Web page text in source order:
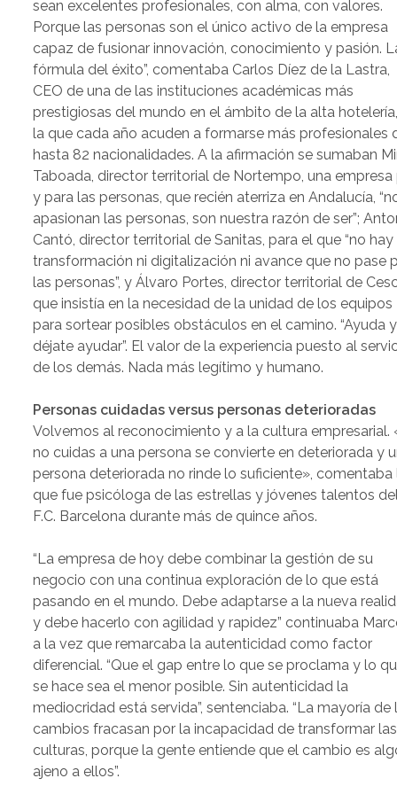
sean excelentes profesionales, con alma, con valores.
Porque las personas son el único activo de la empresa
capaz de fusionar innovación, conocimiento y pasión.
fórmula del éxito”, comentaba Carlos Díez de la Lastra,
CEO de una de las instituciones académicas más
prestigiosas del mundo en el ámbito de la alta
la que cada año acuden a formarse más profesionales
hasta 82 nacionalidades. A la afirmación se sumaban
Taboada, director territorial de Nortempo, una empresa
y para las personas, que recién aterriza en Andalucía,
apasionan las personas, son nuestra razón de ser”;
Cantó, director territorial de Sanitas, para el que “no hay
transformación ni digitalización ni avance que no pase
las personas”, y Álvaro Portes, director territorial de
que insistía en la necesidad de la unidad de los equipos
para sortear posibles obstáculos en el camino. “Ayuda y
déjate ayudar”. El valor de la experiencia puesto al
de los demás. Nada más legítimo y humano.
Personas cuidadas versus personas deterioradas
Volvemos al reconocimiento y a la cultura empresarial.
no cuidas a una persona se convierte en deteriorada y
persona deteriorada no rinde lo suficiente», comentaba
que fue psicóloga de las estrellas y jóvenes talentos
F.C. Barcelona durante más de quince años.
“La empresa de hoy debe combinar la gestión de su
negocio con una continua exploración de lo que está
pasando en el mundo. Debe adaptarse a la nueva
y debe hacerlo con agilidad y rapidez” continuaba
a la vez que remarcaba la autenticidad como factor
diferencial. “Que el gap entre lo que se proclama y lo
se hace sea el menor posible. Sin autenticidad la
mediocridad está servida”, sentenciaba. “La mayoría de
cambios fracasan por la incapacidad de transformar las
culturas, porque la gente entiende que el cambio es
ajeno a ellos”.